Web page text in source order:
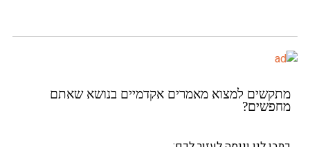
למצוא מאמרים אקדמיים בנושא שאתם